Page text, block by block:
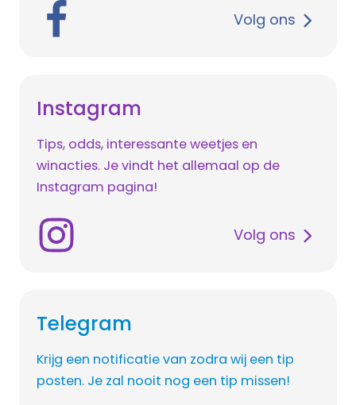
Volg ons
Instagram
Tips, odds, interessante weetjes en
winacties. Je vindt het allemaal op de
Instagram pagina!
Volg ons
Telegram
Krijg een notificatie van zodra wij een tip
posten. Je zal nooit nog een tip missen!